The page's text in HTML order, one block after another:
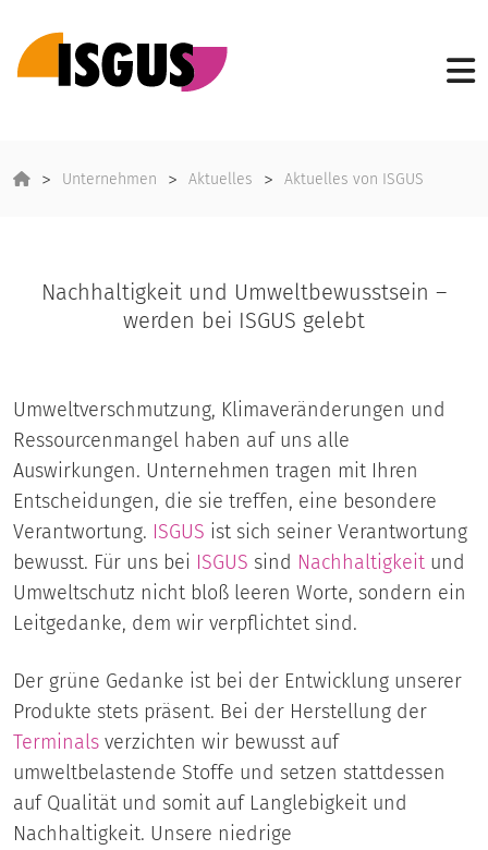
Unternehmen Aktuelles Aktuelles von ISGUS
Nachhaltigkeit und Umweltbewusstsein –
werden bei ISGUS gelebt
Umweltverschmutzung, Klimaveränderungen und
Ressourcenmangel haben auf uns alle
Auswirkungen. Unternehmen tragen mit Ihren
Entscheidungen, die sie treffen, eine besondere
Verantwortung. ISGUS ist sich seiner Verantwortung
bewusst. Für uns bei ISGUS sind Nachhaltigkeit und
Umweltschutz nicht bloß leeren Worte, sondern ein
Leitgedanke, dem wir verpflichtet sind.
Der grüne Gedanke ist bei der Entwicklung unserer
Produkte stets präsent. Bei der Herstellung der
Terminals verzichten wir bewusst auf
umweltbelastende Stoffe und setzen stattdessen
auf Qualität und somit auf Langlebigkeit und
Nachhaltigkeit. Unsere niedrige